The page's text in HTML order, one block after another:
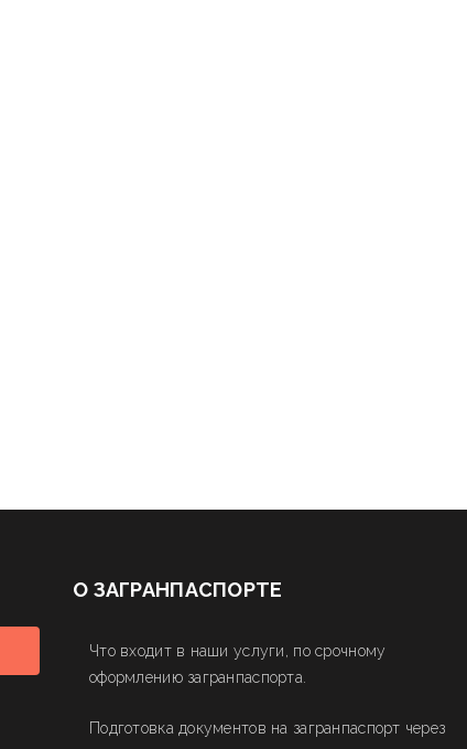
О ЗАГРАНПАСПОРТЕ
Что входит в наши услуги, по срочному
оформлению загранпаспорта.
Подготовка документов на загранпаспорт через